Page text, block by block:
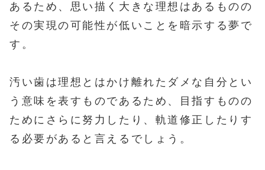
あるため、思い描く大きな理想はあるものの
その実現の可能性が低いことを暗示する夢で
す。
汚い歯は理想とはかけ離れたダメな自分とい
う意味を表すものであるため、目指すものの
ためにさらに努力したり、軌道修正したりす
る必要があると言えるでしょう。